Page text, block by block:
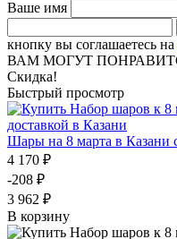
Ваше имя
кнопку вы соглашаетесь на
ВАМ МОГУТ
Скидка!
Быстрый просмотр
Шары на 8 марта в Казани
4 170 ₽
-208 ₽
3 962 ₽
В корзину